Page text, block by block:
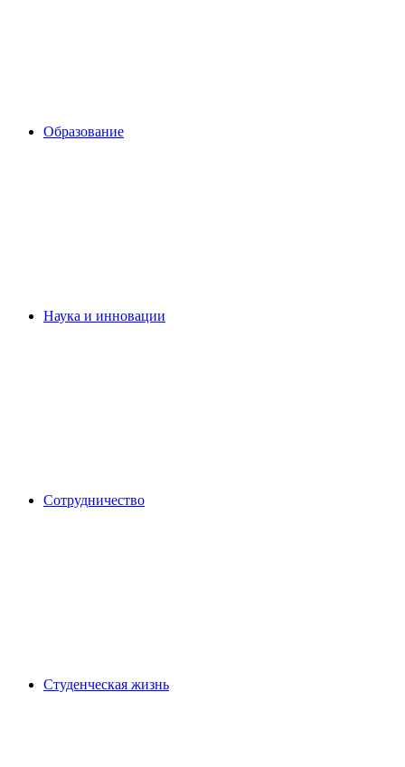
Образование
Наука и инновации
Сотрудничество
Студенческая жизнь